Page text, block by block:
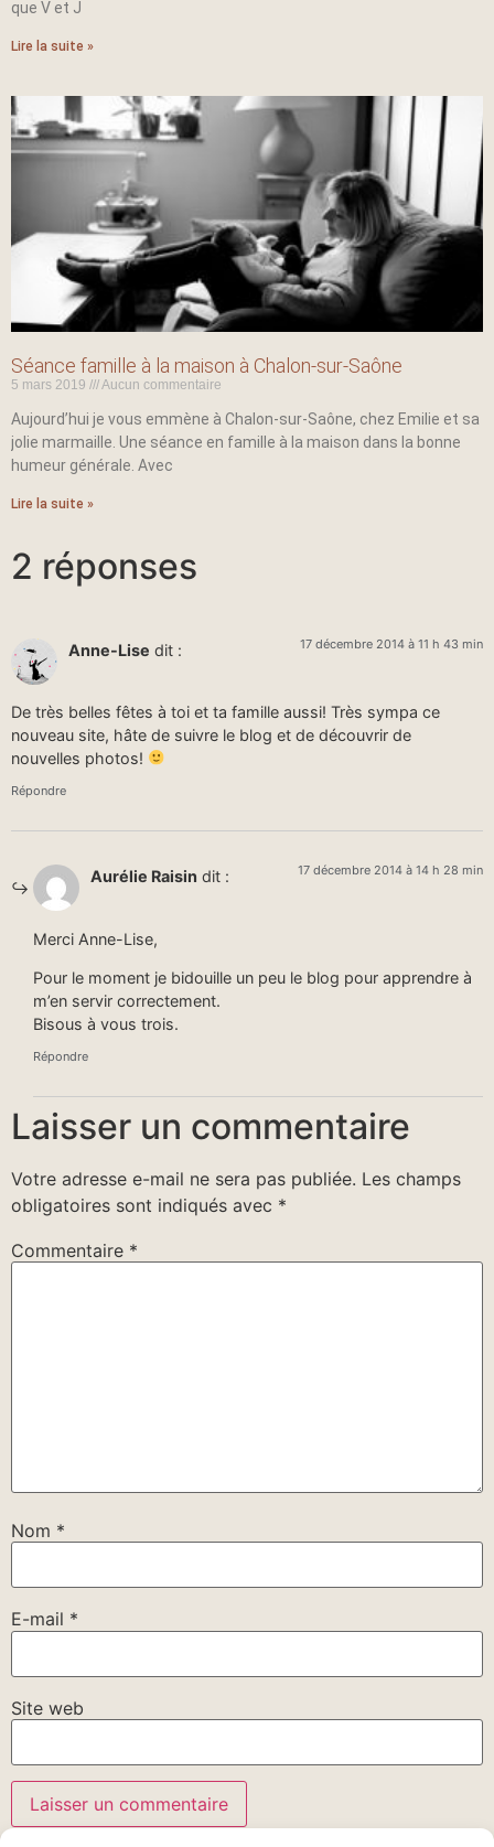
que V et J
Lire la suite »
Séance famille à la maison à Chalon-sur-Saône
5 mars 2019 Aucun commentaire
Aujourd’hui je vous emmène à Chalon-sur-Saône, chez Emilie et sa
jolie marmaille. Une séance en famille à la maison dans la bonne
humeur générale. Avec
Lire la suite »
2 réponses
Anne-Lise dit : 17 décembre 2014 à 11 h 43 min
De très belles fêtes à toi et ta famille aussi! Très sympa ce
nouveau site, hâte de suivre le blog et de découvrir de
nouvelles photos!
Répondre
Aurélie Raisin dit : 17 décembre 2014 à 14 h 28 min
Merci Anne-Lise,
Pour le moment je bidouille un peu le blog pour apprendre à
m’en servir correctement.
Bisous à vous trois.
Répondre
Laisser un commentaire
Votre adresse e-mail ne sera pas publiée. Les champs
obligatoires sont indiqués avec *
Commentaire *
Nom *
E-mail *
Site web